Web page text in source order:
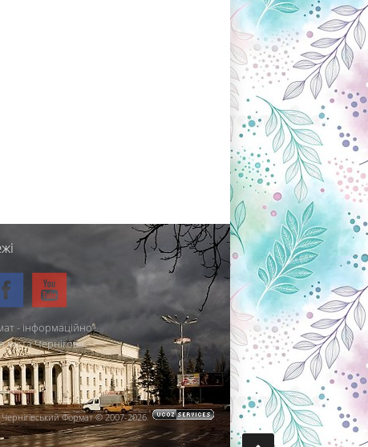
- інформаційно-
міста Чернігова.
Чернігівський Формат © 2007-2026. .